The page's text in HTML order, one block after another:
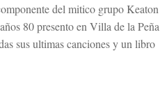
del mitico grupo Keaton
80 presento en Villa de la Peña
sus ultimas canciones y un libro